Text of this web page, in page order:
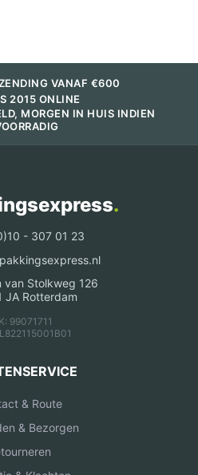
VANAF €600
2015 ONLINE
MORGEN IN HUIS INDIEN
.
- 307 01 23
van Stolkweg 126
JA Rotterdam
99071711
& Route
& Bezorgen